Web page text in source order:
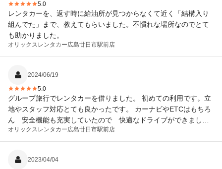
5.0
レンタカーを、返す時に給油所が見つからなくて近く「結構入り
組んでた」まで、教えてもらいました。不慣れな場所なのでとて
も助かりました。
オリックスレンタカー広島廿日市駅前店
2024/06/19
5.0
グループ旅行でレンタカーを借りました。 初めての利用です。立
地やスタッフ対応とても良かったです。 カーナビやETCはもちろ
ん 安全機能も充実していたので 快適なドライブができまし
た！ コスパもサービスも良いです。また利用したいと思います。
おすすめです。
オリックスレンタカー広島廿日市駅前店
2023/04/04